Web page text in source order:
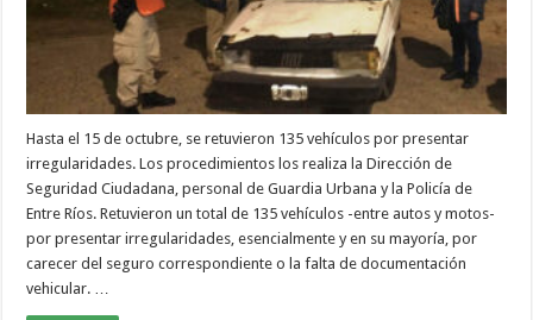
Hasta el 15 de octubre, se retuvieron 135 vehículos por presentar
irregularidades. Los procedimientos los realiza la Dirección de
Seguridad Ciudadana, personal de Guardia Urbana y la Policía de
Entre Ríos. Retuvieron un total de 135 vehículos -entre autos y motos-
por presentar irregularidades, esencialmente y en su mayoría, por
carecer del seguro correspondiente o la falta de documentación
vehicular. …